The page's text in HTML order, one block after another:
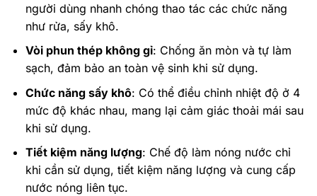
người dùng nhanh chóng thao tác các chức năng
như rửa, sấy khô.
Vòi phun thép không gỉ: Chống ăn mòn và tự làm
sạch, đảm bảo an toàn vệ sinh khi sử dụng.
Chức năng sấy khô: Có thể điều chỉnh nhiệt độ ở 4
mức độ khác nhau, mang lại cảm giác thoải mái sau
khi sử dụng.
Tiết kiệm năng lượng: Chế độ làm nóng nước chỉ
khi cần sử dụng, tiết kiệm năng lượng và cung cấp
nước nóng liên tục.